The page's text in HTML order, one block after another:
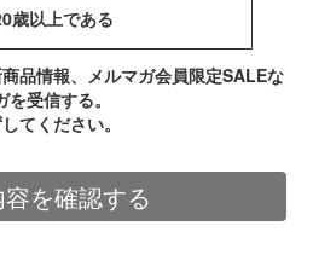
歳以上である
品情報、メルマガ会員限定SALEな
受信する。
てください。